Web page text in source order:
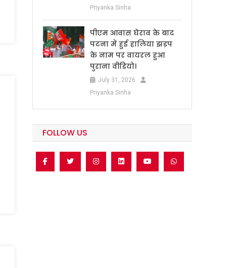
Priyanka Sinha
पीएम आवास घेराव के बाद
पटना में हुई हालिया झड़प
के नाम पर वायरल हुआ
पुराना वीडियो।
July 31, 2026
Priyanka Sinha
FOLLOW US